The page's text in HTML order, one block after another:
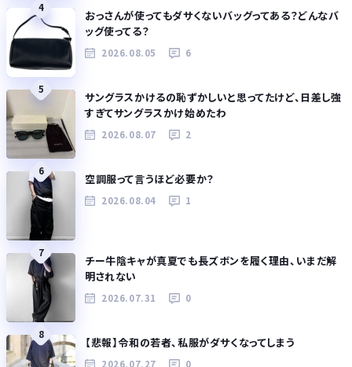
4
おっさんが使ってもダサくないバッグってある？どんなバ
ッグ使ってる？
2026.08.05 6
5
サングラスかけるの恥ずかしいと思ってたけど、日差し強
すぎてサングラスかけ始めたわ
2026.08.07 2
6
空調服って言うほど必要か？
2026.08.04 1
7
チー牛陰キャが真夏でも長ズボンを履く理由、いまだ解
明されない
2026.07.31 0
8
【悲報】令和の若者、私服がダサくなってしまう
2026.07.27 0